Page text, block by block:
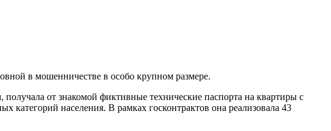
в мошенничестве в особо крупном размере.
от знакомой фиктивные технические паспорта на квартиры с
категорий населения. В рамках госконтрактов она реализовала 43